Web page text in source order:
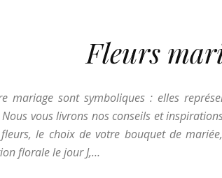
Fleurs
mariage sont symboliques : elles
vous livrons nos conseils et
le choix de votre bouquet de
florale le jour J,…